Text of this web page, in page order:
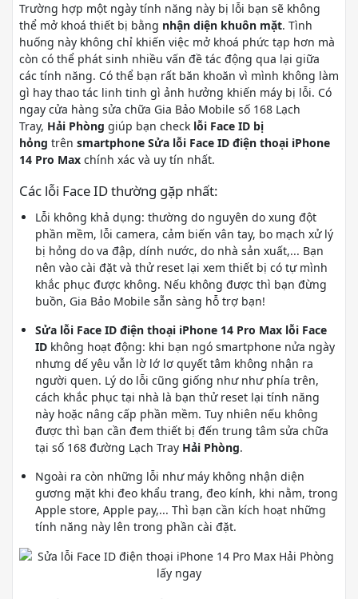
Trường hợp một ngày tính năng này bị lỗi bạn sẽ không
thể mở khoá thiết bị bằng nhận diện khuôn mặt. Tình
huống này không chỉ khiến việc mở khoá phức tạp hơn mà
còn có thể phát sinh nhiều vấn đề tác động qua lại giữa
các tính năng. Có thể bạn rất băn khoăn vì mình không làm
gì hay thao tác linh tinh gì ảnh hưởng khiến máy bị lỗi. Có
ngay cửa hàng sửa chữa Gia Bảo Mobile số 168 Lạch
Tray, Hải Phòng giúp bạn check lỗi Face ID bị
hỏng trên smartphone Sửa lỗi Face ID điện thoại iPhone
14 Pro Max chính xác và uy tín nhất.
Các lỗi Face ID thường gặp nhất:
Lỗi không khả dụng: thường do nguyên do xung đột
phần mềm, lỗi camera, cảm biến vân tay, bo mạch xử lý
bị hỏng do va đập, dính nước, do nhà sản xuất,... Bạn
nên vào cài đặt và thử reset lại xem thiết bị có tự mình
khắc phục được không. Nếu không được thì bạn đừng
buồn, Gia Bảo Mobile sẵn sàng hỗ trợ bạn!
Sửa lỗi Face ID điện thoại iPhone 14 Pro Max lỗi Face
ID không hoạt động: khi bạn ngó smartphone nửa ngày
nhưng dế yêu vẫn lờ lớ lơ quyết tâm không nhận ra
người quen. Lý do lỗi cũng giống như như phía trên,
cách khắc phục tại nhà là bạn thử reset lại tính năng
này hoặc nâng cấp phần mềm. Tuy nhiên nếu không
được thì bạn cần đem thiết bị đến trung tâm sửa chữa
tại số 168 đường Lạch Tray Hải Phòng.
Ngoài ra còn những lỗi như máy không nhận diện
gương mặt khi đeo khẩu trang, đeo kính, khi nằm, trong
Apple store, Apple pay,... Thì bạn cần kích hoạt những
tính năng này lên trong phần cài đặt.